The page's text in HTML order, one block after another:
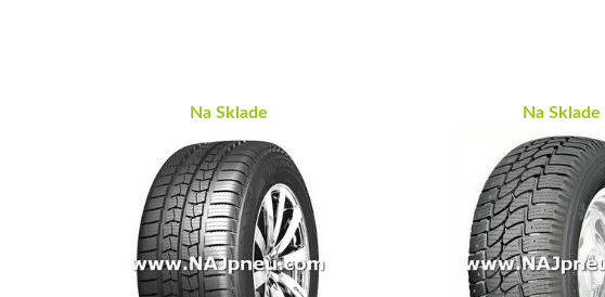
Na Sklade Na Sklade